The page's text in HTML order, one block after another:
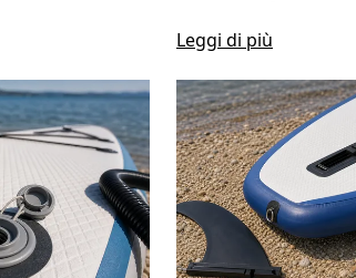
Leggi di più